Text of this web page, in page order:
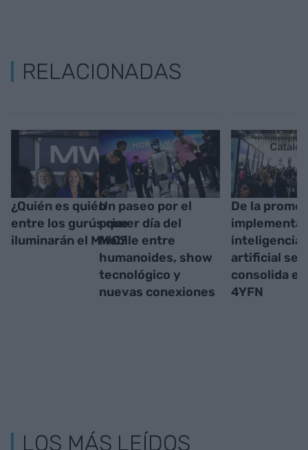
RELACIONADAS
¿Quién es quién
entre los gurús que
iluminarán el MWC?
Un paseo por el
primer día del
Mobile entre
humanoides, show
tecnológico y
nuevas conexiones
De la
inteligencia
artificial se
consolida
4YFN
LOS MÁS LEÍDOS